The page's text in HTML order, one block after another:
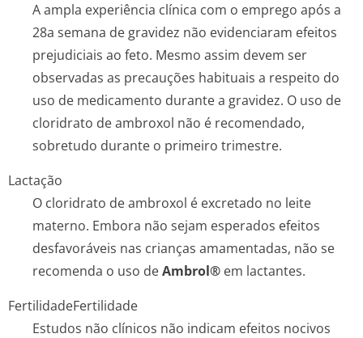
A ampla experiência clínica com o emprego após a
28a semana de gravidez não evidenciaram efeitos
prejudiciais ao feto. Mesmo assim devem ser
observadas as precauções habituais a respeito do
uso de medicamento durante a gravidez. O uso de
cloridrato de ambroxol não é recomendado,
sobretudo durante o primeiro trimestre.
Lactação
O cloridrato de ambroxol é excretado no leite
materno. Embora não sejam esperados efeitos
desfavoráveis nas crianças amamentadas, não se
recomenda o uso deAmbrol® em lactantes.
FertilidadeFertilidade
Estudos não clínicos não indicam efeitos nocivos